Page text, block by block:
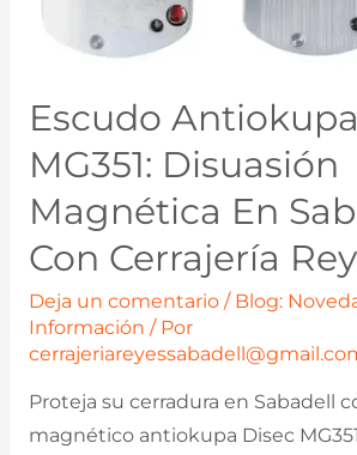
Escudo
MG351: Disuasión
Magnética En
Con Cerrajería
Deja un comentario / Blog:
Información / Por
Proteja su cerradura en Sabadell
magnético antiokupa Disec